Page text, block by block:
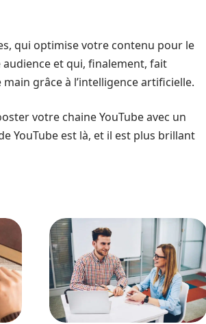
qui optimise votre contenu pour le
audience et qui, finalement, fait
grâce à l’intelligence artificielle.
votre chaine YouTube avec un
YouTube est là, et il est plus brillant